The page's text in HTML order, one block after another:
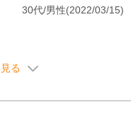
30代/男性(2022/03/15)
る